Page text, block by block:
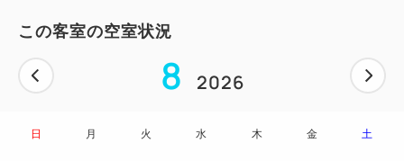
この客室の空室状況
8 2026
日 月 火 水 木 金 土